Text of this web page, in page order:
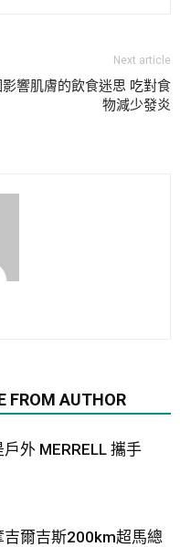
Next article
影響肌膚的飲食迷思 吃對食
物減少發炎
FROM AUTHOR
外 MERRELL 攜手
爾吉斯200km超馬總